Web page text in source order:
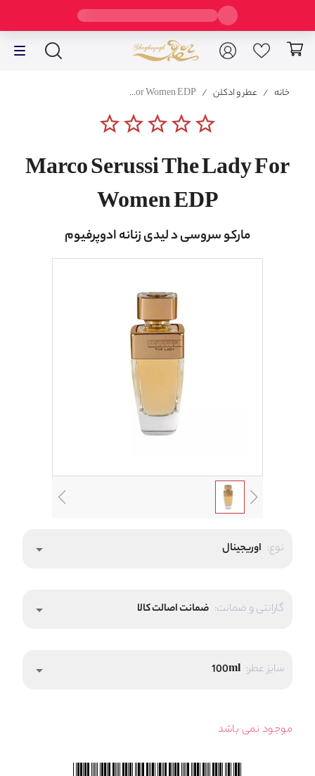
خانه / عطر و ادکلن /
Marco Serussi The Lady For Women EDP
star_borderstar_borderstar_borderstar_borderstar_border
Marco Serussi The Lady For
Women EDP
مارکو سروسی د لیدی زنانه ادوپرفیوم
نوع: اوریجینال arrow_drop_down
گارانتی و ضمانت: ضمانت اصالت کالا arrow_drop_down
سایز عطر: 100ml
arrow_drop_down
موجود نمی باشد